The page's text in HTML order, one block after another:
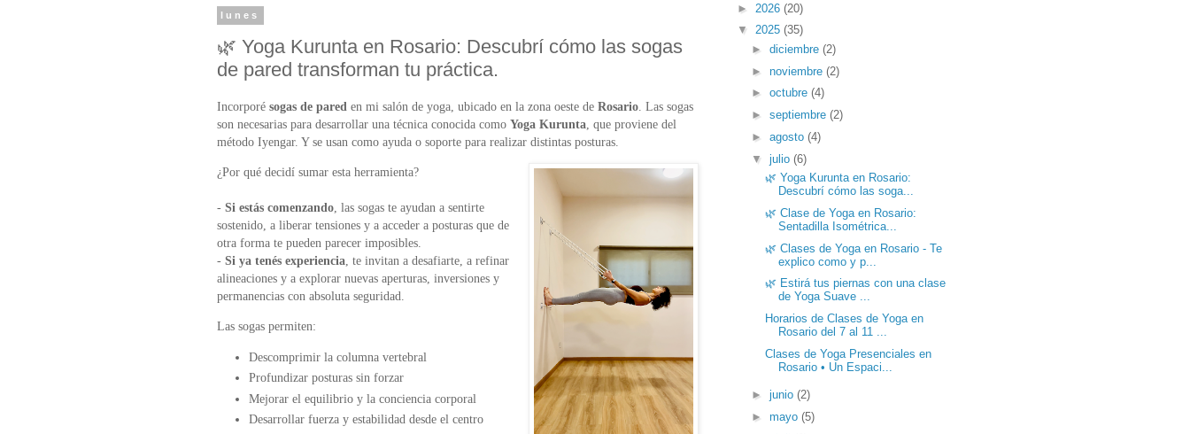
lunes
🌿 Yoga Kurunta en Rosario: Descubrí cómo las sogas
de pared transforman tu práctica.
Incorporé sogas de pared en mi salón de yoga, ubicado en la zona oeste de Rosario . Las sogas
son necesarias para desarrollar una técnica conocida como Yoga Kurunta , que proviene del
método Iyengar. Y se usan como ayuda o soporte para realizar distintas posturas.
¿Por qué decidí sumar esta herramienta?
- Si estás comenzando , las sogas te ayudan a sentirte
sostenido, a liberar tensiones y a acceder a posturas que de
otra forma te pueden parecer imposibles.
- Si ya tenés experiencia , te invitan a desafiarte, a refinar
alineaciones y a explorar nuevas aperturas, inversiones y
permanencias con absoluta seguridad.
Las sogas permiten:
Descomprimir la columna vertebral
Profundizar posturas sin forzar
Mejorar el equilibrio y la conciencia corporal
Desarrollar fuerza y estabilidad desde el centro
► 2026 (20)
▼ 2025 (35)
► diciembre (2)
► noviembre (2)
► octubre (4)
► septiembre (2)
► agosto (4)
▼ julio (6)
🌿 Yoga Kurunta en Rosario:
Descubrí cómo las soga...
🌿 Clase de Yoga en Rosario:
Sentadilla Isométrica...
🌿 Clases de Yoga en Rosario - Te
explico como y p...
🌿 Estirá tus piernas con una clase
de Yoga Suave ...
Horarios de Clases de Yoga en
Rosario del 7 al 11 ...
Clases de Yoga Presenciales en
Rosario • Un Espaci...
► junio (2)
► mayo (5)